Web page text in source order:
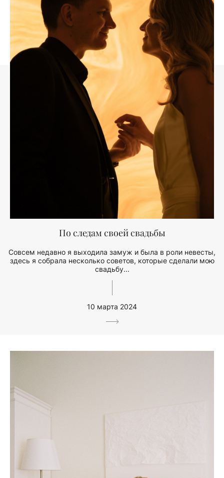
По следам своей свадьбы
Совсем недавно я выходила замуж и была в роли невесты,
здесь я собрала несколько советов, которые сделали мою
свадьбу...
10 марта 2024